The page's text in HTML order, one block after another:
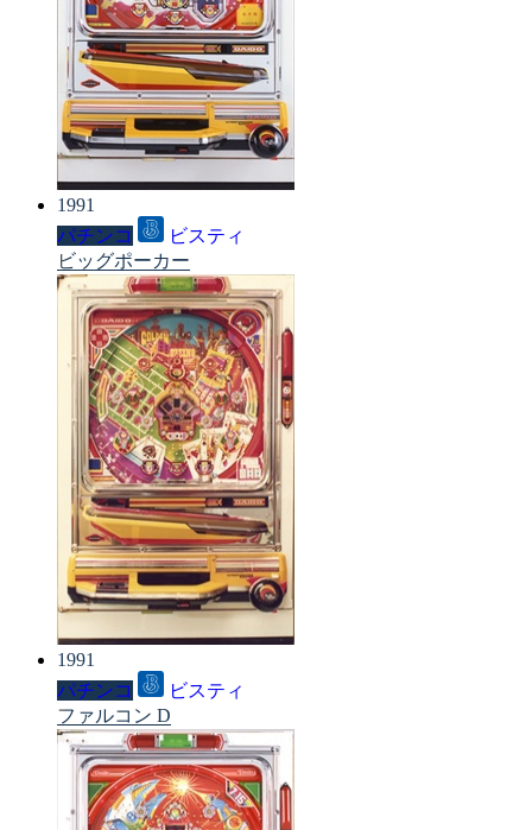
1991
パチンコ
ビスティ
ビッグポーカー
1991
パチンコ
ビスティ
ファルコン D